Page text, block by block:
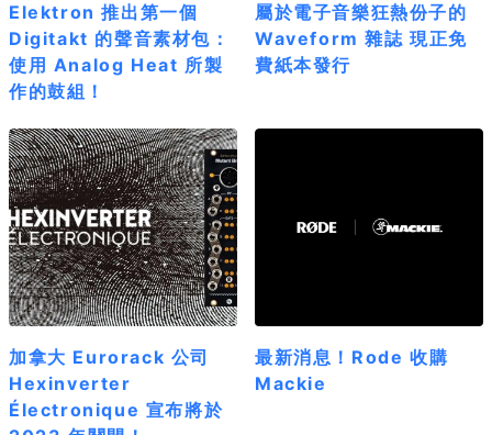
Elektron 推出第一個
Digitakt 的聲音素材包：
使用 Analog Heat 所製
作的鼓組！
屬於電子音樂狂熱份子的
Waveform 雜誌 現正免
費紙本發行
加拿大 Eurorack 公司
Hexinverter
Électronique 宣布將於
最新消息！Rode 收購
Mackie